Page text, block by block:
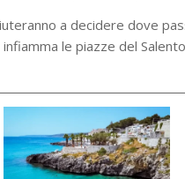
a decidere dove
le piazze del